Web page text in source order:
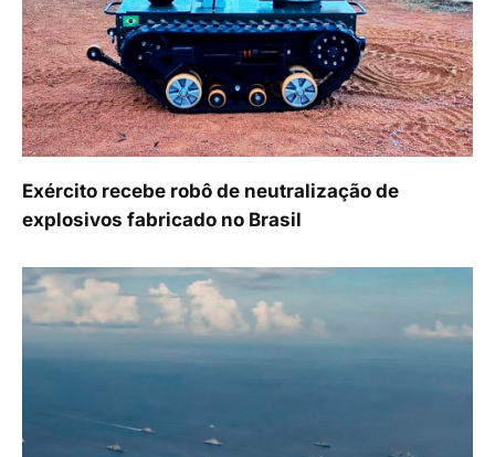
Exército recebe robô de neutralização de
explosivos fabricado no Brasil